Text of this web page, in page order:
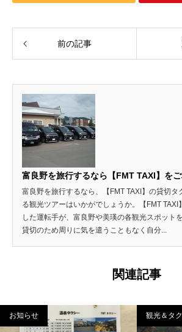
前の記事
富良野を旅行するなら【FMT TAXI】を
富良野を旅行するなら、【FMT TAXI】の貸切タ
る観光ツアーはいかがでしょうか。【FMT TAXI
した運転手が、富良野や美瑛の各観光スポット
貸切のため周りに気を遣うこともなく自分...
関連記事
お知らせ 観光＆タ